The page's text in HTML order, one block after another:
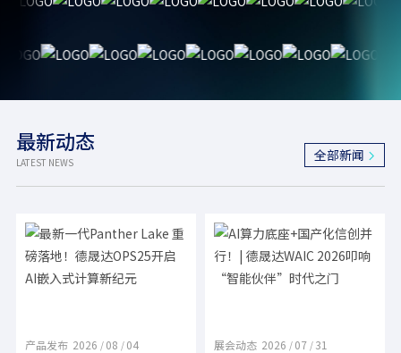
最新动态
LATEST NEWS 全部新闻
产品发布 2026 / 08 / 04 展会动态 2026 / 07 / 31